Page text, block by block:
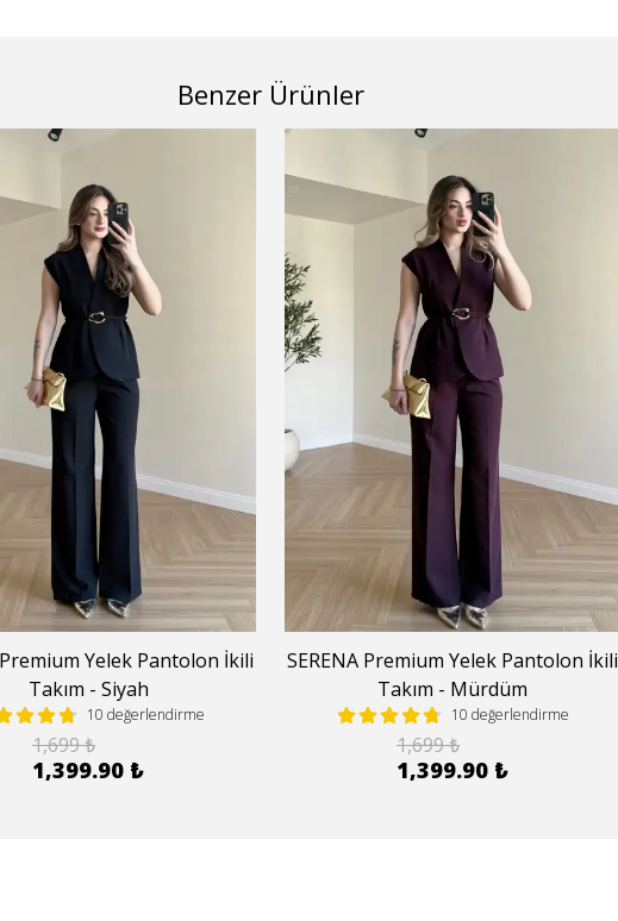
Benzer Ürünler
Premium Yelek Pantolon İkili
Takım - Siyah
10 değerlendirme
1,699 ₺
1,399.90 ₺
SERENA Premium Yelek Pantolon İkili
Takım - Mürdüm
10 değerlendirme
1,699 ₺
1,399.90 ₺